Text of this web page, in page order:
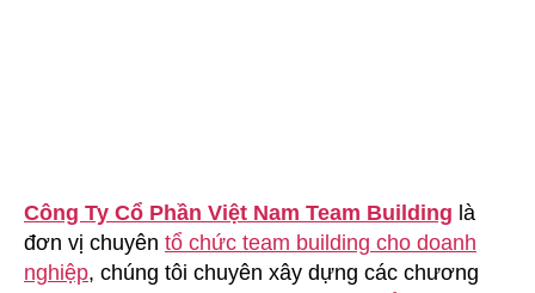
Công Ty Cổ Phần Việt Nam Team Building là
đơn vị chuyên tổ chức team building cho doanh
nghiệp, chúng tôi chuyên xây dựng các chương